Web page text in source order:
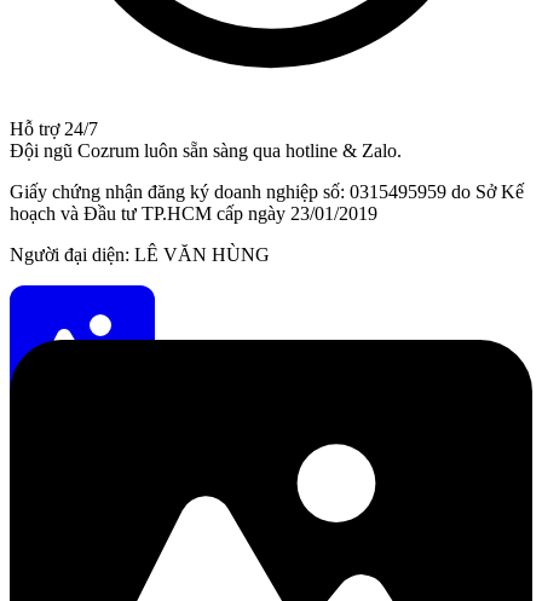
Hỗ trợ 24/7
Đội ngũ Cozrum luôn sẵn sàng qua hotline & Zalo.
Giấy chứng nhận đăng ký doanh nghiệp số: 0315495959 do Sở Kế
hoạch và Đầu tư TP.HCM cấp ngày 23/01/2019
Người đại diện: LÊ VĂN HÙNG